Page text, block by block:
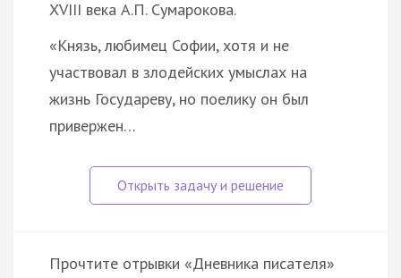
XVIII века А.П. Сумарокова.
«Князь, любимец Софии, хотя и не
участвовал в злодейских умыслах на
жизнь Государеву, но поелику он был
привержен…
Прочтите отрывки «Дневника писателя»